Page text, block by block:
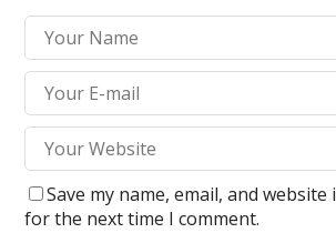
Save my name, email, and
for the next time I comment.